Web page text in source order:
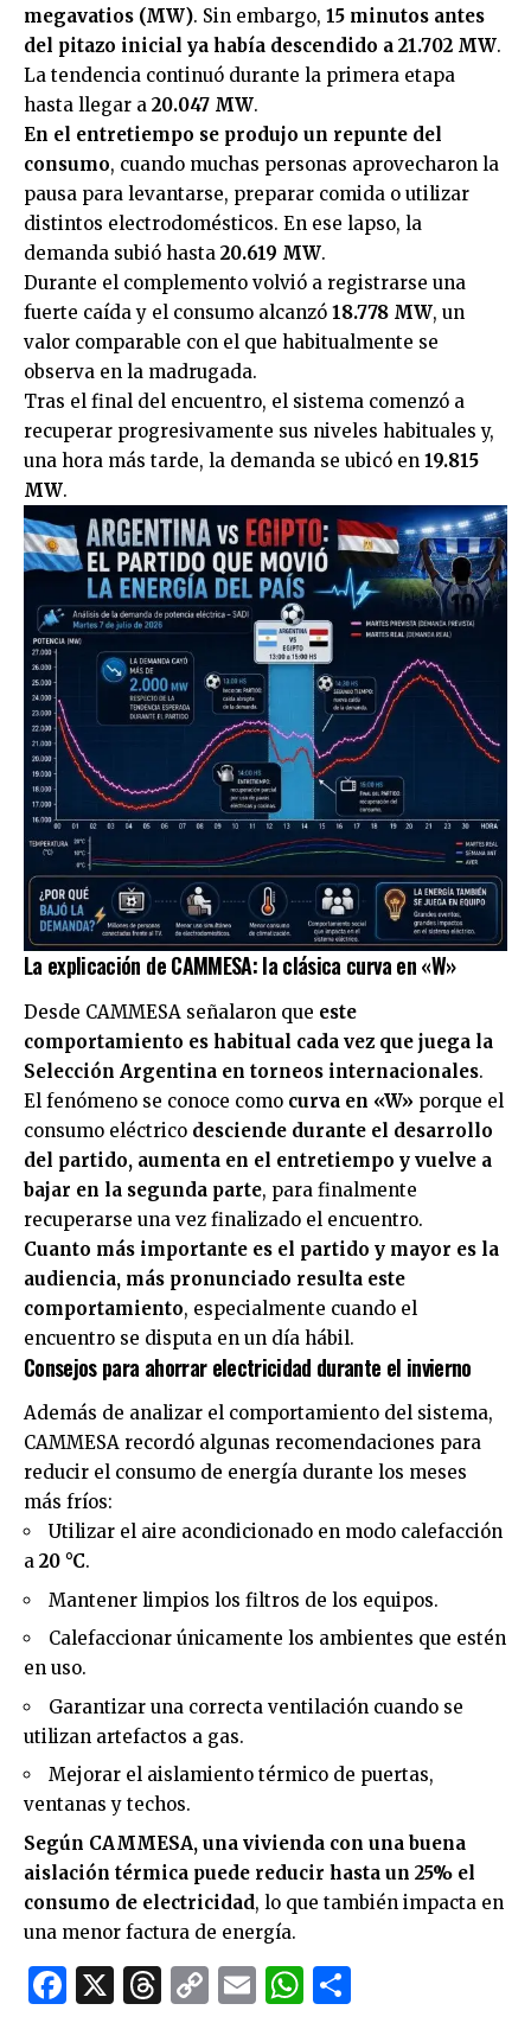
megavatios (MW). Sin embargo, 15 minutos antes
del pitazo inicial ya había descendido a 21.702 MW.
La tendencia continuó durante la primera etapa
hasta llegar a 20.047 MW.
En el entretiempo se produjo un repunte del
consumo, cuando muchas personas aprovecharon la
pausa para levantarse, preparar comida o utilizar
distintos electrodomésticos. En ese lapso, la
demanda subió hasta 20.619 MW.
Durante el complemento volvió a registrarse una
fuerte caída y el consumo alcanzó 18.778 MW, un
valor comparable con el que habitualmente se
observa en la madrugada.
Tras el final del encuentro, el sistema comenzó a
recuperar progresivamente sus niveles habituales y,
una hora más tarde, la demanda se ubicó en 19.815
MW.
La explicación de CAMMESA: la clásica curva en «W»
Desde CAMMESA señalaron que este
comportamiento es habitual cada vez que juega la
Selección Argentina en torneos internacionales.
El fenómeno se conoce como curva en «W» porque el
consumo eléctrico desciende durante el desarrollo
del partido, aumenta en el entretiempo y vuelve a
bajar en la segunda parte, para finalmente
recuperarse una vez finalizado el encuentro.
Cuanto más importante es el partido y mayor es la
audiencia, más pronunciado resulta este
comportamiento, especialmente cuando el
encuentro se disputa en un día hábil.
Consejos para ahorrar electricidad durante el invierno
Además de analizar el comportamiento del sistema,
CAMMESA recordó algunas recomendaciones para
reducir el consumo de energía durante los meses
más fríos:
Utilizar el aire acondicionado en modo calefacción
a 20 °C.
Mantener limpios los filtros de los equipos.
Calefaccionar únicamente los ambientes que estén
en uso.
Garantizar una correcta ventilación cuando se
utilizan artefactos a gas.
Mejorar el aislamiento térmico de puertas,
ventanas y techos.
Según CAMMESA, una vivienda con una buena
aislación térmica puede reducir hasta un 25% el
consumo de electricidad, lo que también impacta en
una menor factura de energía.
Facebook
X Threads
CopyEmailWhatsApp